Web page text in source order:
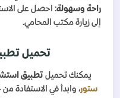
راحة وسهولة: احصل على
إلى زيارة مكتب المحامي.
تحميل
يمكنك تحميل تطبيق
ستور، وابدأ في الاستفادة